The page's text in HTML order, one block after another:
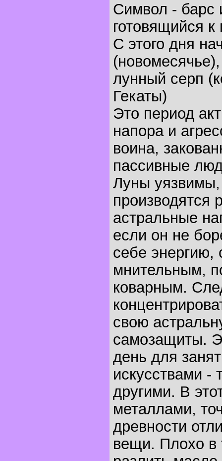
Символ - барс
готовящийся к
С этого дня
лунный серп
Гекаты)
Это период
напора и
воина,
пассивные
Луны уязвимы,
производятся
астральные
если он не
себе энергию,
мнительным,
коварным.
свою
самозащиты.
день для
искусствами -
другими. В
металлами,
древности
вещи. Плохо в